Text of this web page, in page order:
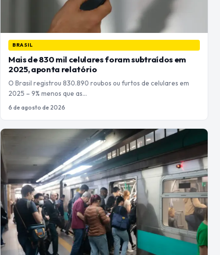
BRASIL
Mais de 830 mil celulares foram subtraídos em
2025, aponta relatório
O Brasil registrou 830.890 roubos ou furtos de celulares em
2025 – 9% menos que as…
6 de agosto de 2026